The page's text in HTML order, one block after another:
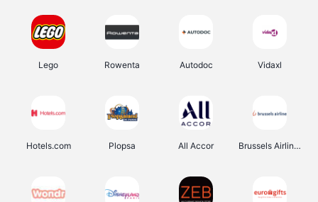
Lego Rowenta Autodoc Vidaxl
Hotels.com Plopsa All Accor Brussels Airlines